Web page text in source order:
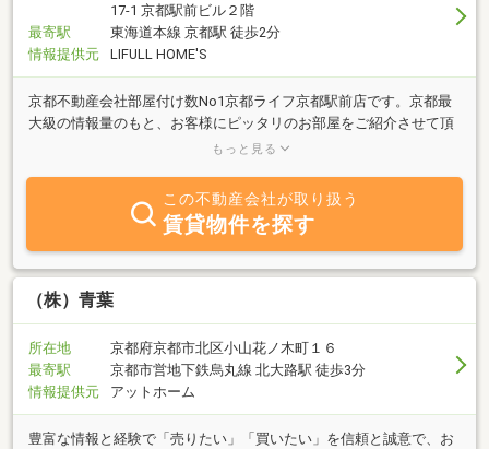
17-1 京都駅前ビル２階
最寄駅
東海道本線 京都駅 徒歩2分
情報提供元
LIFULL HOME'S
京都不動産会社部屋付け数No1京都ライフ京都駅前店です。京都最
大級の情報量のもと、お客様にピッタリのお部屋をご紹介させて頂
きます。スタッフ全員が「ありがとう」の心で楽しいお部屋探しの
もっと見る
この不動産会社が取り扱う
賃貸物件を探す
（株）青葉
所在地
京都府京都市北区小山花ノ木町１６
最寄駅
京都市営地下鉄烏丸線 北大路駅 徒歩3分
情報提供元
アットホーム
豊富な情報と経験で「売りたい」「買いたい」を信頼と誠意で、お